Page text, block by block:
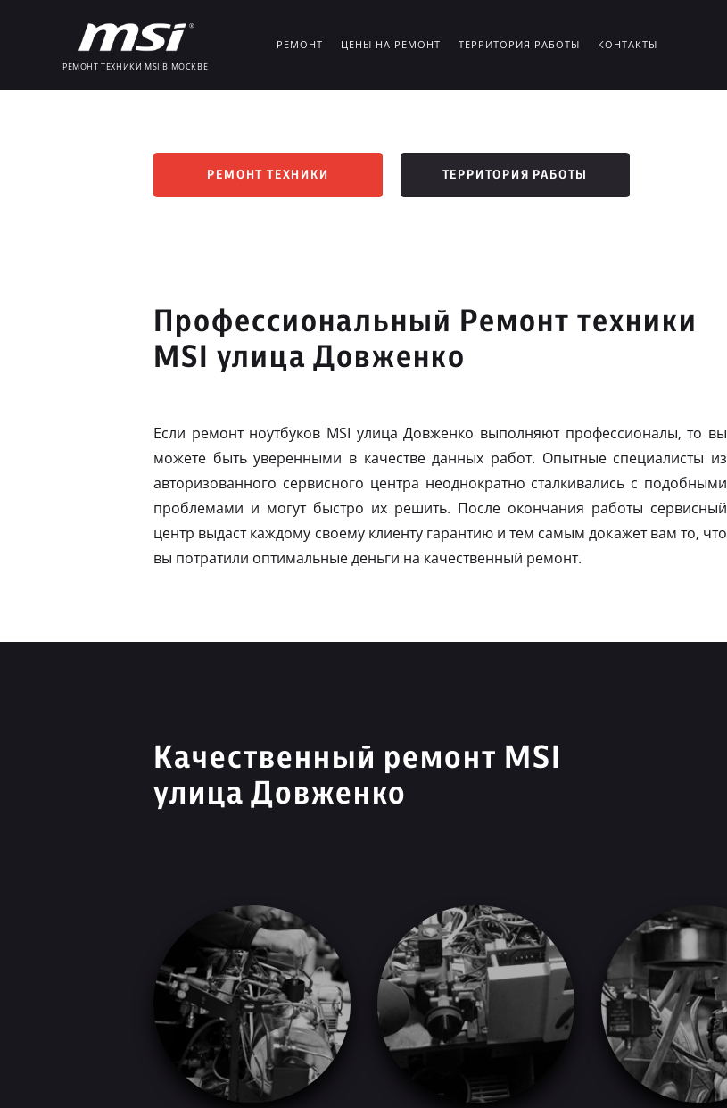
РЕМОНТ ТЕХНИКИ MSI В МОСКВЕ
РЕМОНТ ЦЕНЫ НА РЕМОНТ ТЕРРИТОРИЯ РАБОТЫ КОНТАКТЫ
РЕМОНТ ТЕХНИКИ ТЕРРИТОРИЯ РАБОТЫ
Профессиональный Ремонт техники
MSI улица Довженко
Если ремонт ноутбуков MSI улица Довженко выполняют профессионалы, то вы
можете быть уверенными в качестве данных работ. Опытные специалисты из
авторизованного сервисного центра неоднократно сталкивались с подобными
проблемами и могут быстро их решить. После окончания работы сервисный
центр выдаст каждому своему клиенту гарантию и тем самым докажет вам то, что
вы потратили оптимальные деньги на качественный ремонт.
Качественный ремонт MSI
улица Довженко